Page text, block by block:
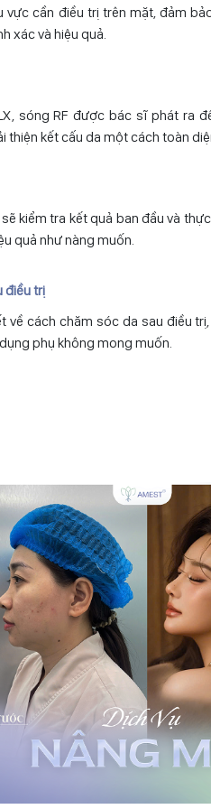
vực cần điều trị trên mặt, đảm
xác và hiệu quả.
sóng RF được bác sĩ phát ra
thiện kết cấu da một cách toàn
kiểm tra kết quả ban đầu và
quả như nàng muốn.
điều trị
về cách chăm sóc da sau điều
phụ không mong muốn.